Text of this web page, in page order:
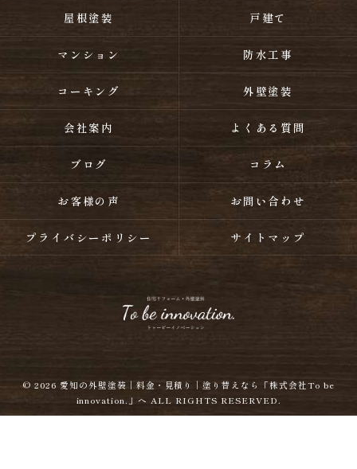
屋根塗装 戸建て
マンション 防水工事
コーキング 外壁塗装
会社案内 よくある質問
ブログ コラム
お客様の声 お問い合わせ
プライバシーポリシー サイトマップ
© 2026 愛知の外壁塗装｜料金・見積り｜塗り替えなら「株式会社To be
innovation.」へ ALL RIGHTS RESERVED.